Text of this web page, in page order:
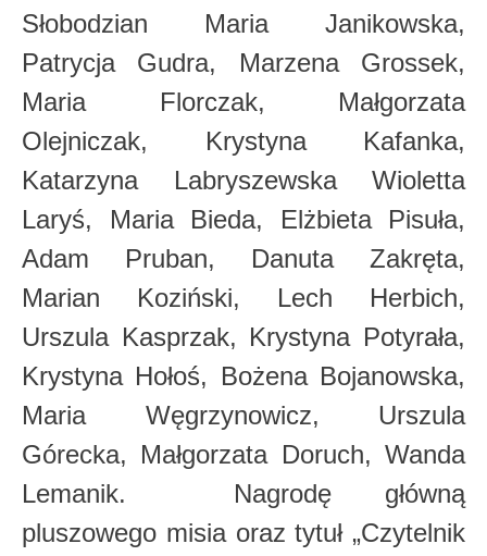
Słobodzian Maria Janikowska,
Patrycja Gudra, Marzena Grossek,
Maria Florczak, Małgorzata
Olejniczak, Krystyna Kafanka,
Katarzyna Labryszewska Wioletta
Laryś, Maria Bieda, Elżbieta Pisuła,
Adam Pruban, Danuta Zakręta,
Marian Koziński, Lech Herbich,
Urszula Kasprzak, Krystyna Potyrała,
Krystyna Hołoś, Bożena Bojanowska,
Maria Węgrzynowicz, Urszula
Górecka, Małgorzata Doruch, Wanda
Lemanik. Nagrodę główną
pluszowego misia oraz tytuł „Czytelnik